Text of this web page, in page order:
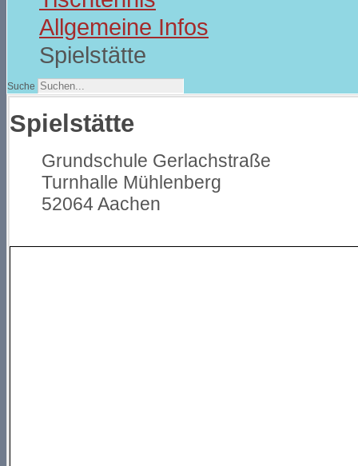
Allgemeine Infos
Spielstätte
Suche
Spielstätte
Grundschule Gerlachstraße
Turnhalle Mühlenberg
52064 Aachen